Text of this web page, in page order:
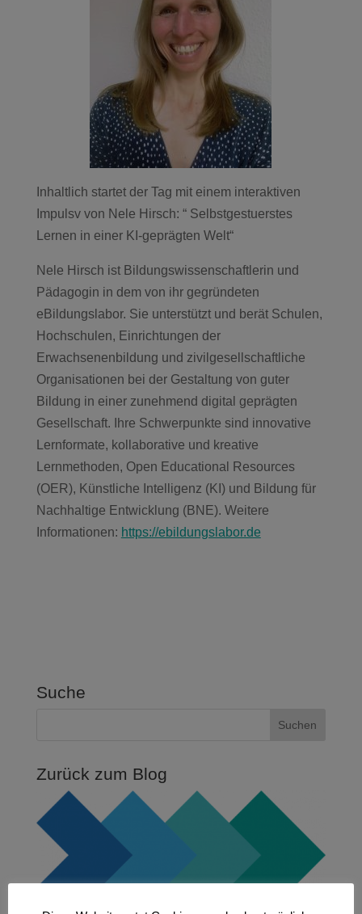
Inhaltlich startet der Tag mit einem interaktiven
Impulsv von Nele Hirsch: “ Selbstgestuerstes
Lernen in einer KI-geprägten Welt“
Nele Hirsch ist Bildungswissenschaftlerin und
Pädagogin in dem von ihr gegründeten
eBildungslabor. Sie unterstützt und berät Schulen,
Hochschulen, Einrichtungen der
Erwachsenenbildung und zivilgesellschaftliche
Organisationen bei der Gestaltung von guter
Bildung in einer zunehmend digital geprägten
Gesellschaft. Ihre Schwerpunkte sind innovative
Lernformate, kollaborative und kreative
Lernmethoden, Open Educational Resources
(OER), Künstliche Intelligenz (KI) und Bildung für
Nachhaltige Entwicklung (BNE). Weitere
Informationen: https://ebildungslabor.de
Suche
Zurück zum Blog